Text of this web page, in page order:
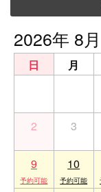
2026年 8月
日 月
2 3
9 10